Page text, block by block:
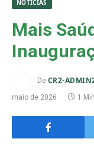
NOTÍCIAS
Mais
De CR2-
maio de 2026
1